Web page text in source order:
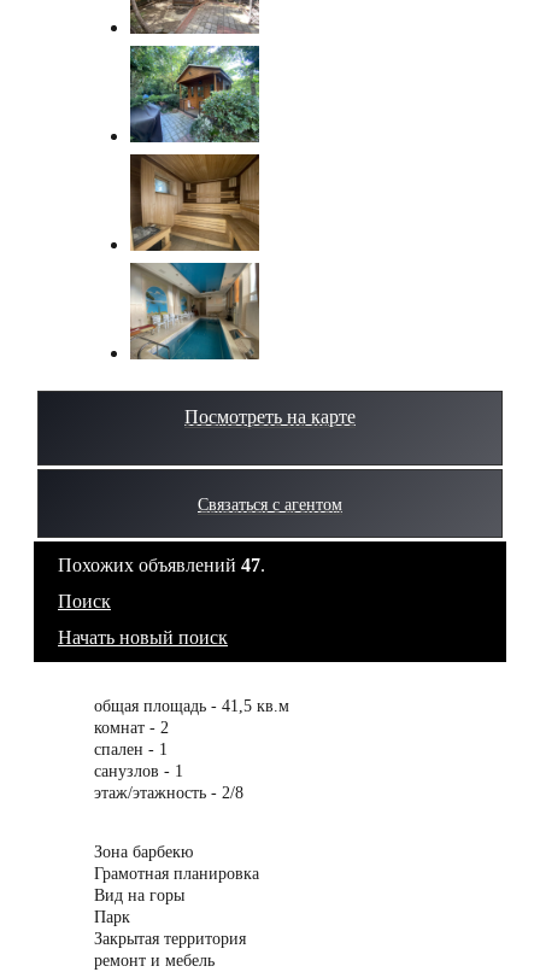
Посмотреть на карте
Связаться с агентом
Похожих объявлений 47.
Поиск
Начать новый поиск
общая площадь - 41,5 кв.м
комнат - 2
спален - 1
санузлов - 1
этаж/этажность - 2/8
Зона барбекю
Грамотная планировка
Вид на горы
Парк
Закрытая территория
ремонт и мебель